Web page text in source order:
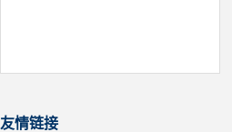
友情链接